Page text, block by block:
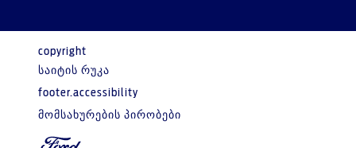
copyright
საიტის რუკა
footer.accessibility
მომსახურების პირობები